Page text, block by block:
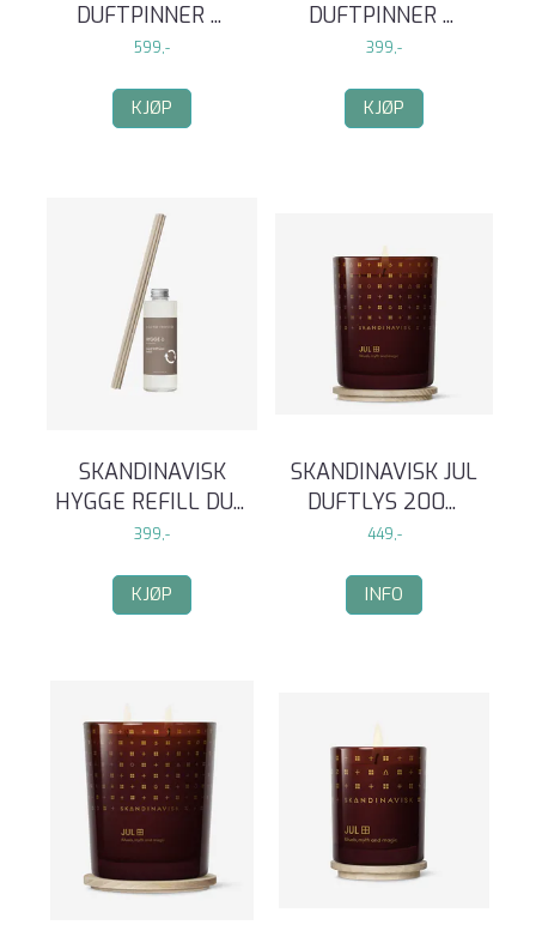
DUFTPINNER ...
599,-
KJØP
DUFTPINNER ...
399,-
KJØP
SKANDINAVISK
HYGGE REFILL DU...
399,-
KJØP
SKANDINAVISK JUL
DUFTLYS 200...
449,-
INFO